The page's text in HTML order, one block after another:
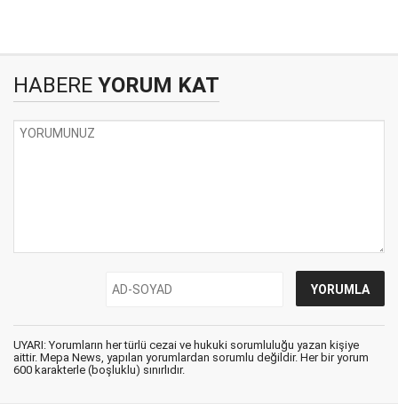
HABERE YORUM KAT
UYARI: Yorumların her türlü cezai ve hukuki sorumluluğu yazan kişiye
aittir. Mepa News, yapılan yorumlardan sorumlu değildir. Her bir yorum
600 karakterle (boşluklu) sınırlıdır.